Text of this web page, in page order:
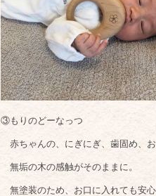
③もりのどーなっつ
赤ちゃんの、にぎにぎ、歯固め、お
無垢の木の感触がそのままに。
無塗装のため、お口に入れても安心